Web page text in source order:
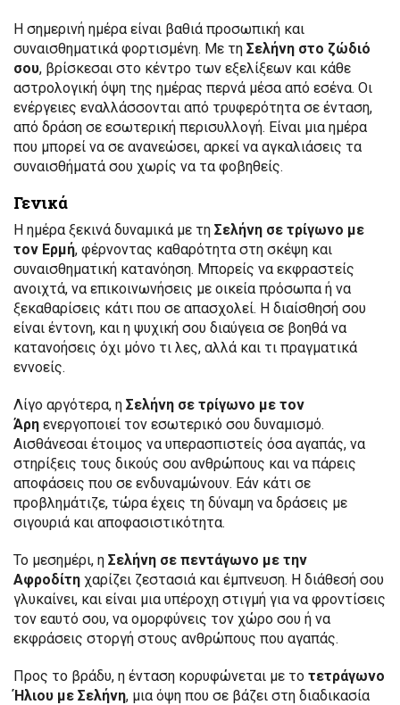
Η σημερινή ημέρα είναι βαθιά προσωπική και
συναισθηματικά φορτισμένη. Με τη Σελήνη στο ζώδιό
σου, βρίσκεσαι στο κέντρο των εξελίξεων και κάθε
αστρολογική όψη της ημέρας περνά μέσα από εσένα. Οι
ενέργειες εναλλάσσονται από τρυφερότητα σε ένταση,
από δράση σε εσωτερική περισυλλογή. Είναι μια ημέρα
που μπορεί να σε ανανεώσει, αρκεί να αγκαλιάσεις τα
συναισθήματά σου χωρίς να τα φοβηθείς.
Γενικά
Η ημέρα ξεκινά δυναμικά με τη Σελήνη σε τρίγωνο με
τον Ερμή, φέρνοντας καθαρότητα στη σκέψη και
συναισθηματική κατανόηση. Μπορείς να εκφραστείς
ανοιχτά, να επικοινωνήσεις με οικεία πρόσωπα ή να
ξεκαθαρίσεις κάτι που σε απασχολεί. Η διαίσθησή σου
είναι έντονη, και η ψυχική σου διαύγεια σε βοηθά να
κατανοήσεις όχι μόνο τι λες, αλλά και τι πραγματικά
εννοείς.
Λίγο αργότερα, η Σελήνη σε τρίγωνο με τον
Άρη ενεργοποιεί τον εσωτερικό σου δυναμισμό.
Αισθάνεσαι έτοιμος να υπερασπιστείς όσα αγαπάς, να
στηρίξεις τους δικούς σου ανθρώπους και να πάρεις
αποφάσεις που σε ενδυναμώνουν. Εάν κάτι σε
προβλημάτιζε, τώρα έχεις τη δύναμη να δράσεις με
σιγουριά και αποφασιστικότητα.
Το μεσημέρι, η Σελήνη σε πεντάγωνο με την
Αφροδίτη χαρίζει ζεστασιά και έμπνευση. Η διάθεσή σου
γλυκαίνει, και είναι μια υπέροχη στιγμή για να φροντίσεις
τον εαυτό σου, να ομορφύνεις τον χώρο σου ή να
εκφράσεις στοργή στους ανθρώπους που αγαπάς.
Προς το βράδυ, η ένταση κορυφώνεται με το τετράγωνο
Ήλιου με Σελήνη, μια όψη που σε βάζει στη διαδικασία